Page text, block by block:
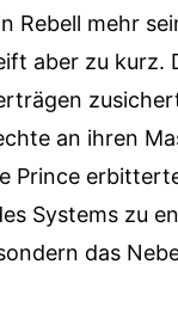
Rebell mehr
aber zu kurz.
an ihren
Prince
Systems zu
das